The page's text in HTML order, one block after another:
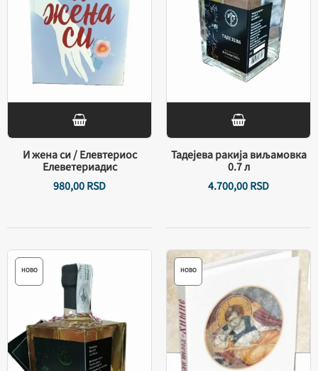
И жена си / Елевтериос
Елеветериадис
980,00RSD
Тадејева ракија виљамовка
0.7 л
4.700,00RSD
НОВО НОВО